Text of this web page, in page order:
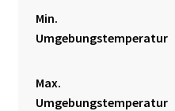
Min.
Umgebungstemperatur
Max.
Umgebungstemperatur